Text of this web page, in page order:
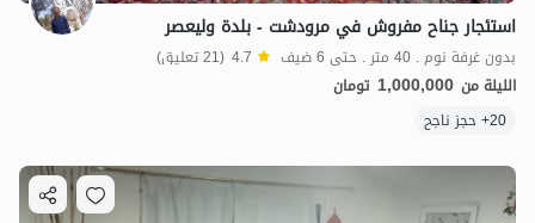
استئجار جناح مفروش في مرودشت - بلدة وليعصر
بدون غرفة نوم . 40 متر . حتى 6 ضيف 4.7 (21 تعليق)
الليلة من 1,000,000 تومان
20+ حجز ناجح